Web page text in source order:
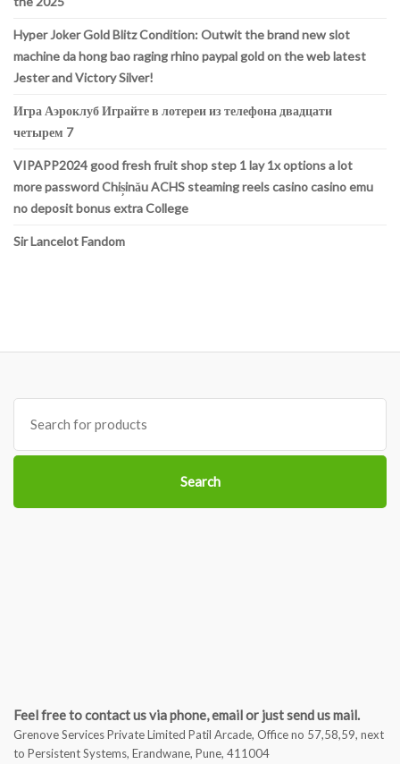
Hyper Joker Gold Blitz Condition: Outwit the brand new slot
machine da hong bao raging rhino paypal gold on the web latest
Jester and Victory Silver!
Игра Аэроклуб Играйте в лотереи из телефона двадцати
четырем 7
VIPAPP2024 good fresh fruit shop step 1 lay 1x options a lot
more password Chișinău ACHS steaming reels casino casino emu
no deposit bonus extra College
Sir Lancelot Fandom
Search
for:
Search
Feel free to contact us via phone, email or just send us mail.
Grenove Services Private Limited Patil Arcade, Office no 57,58,59, next
to Persistent Systems, Erandwane, Pune, 411004